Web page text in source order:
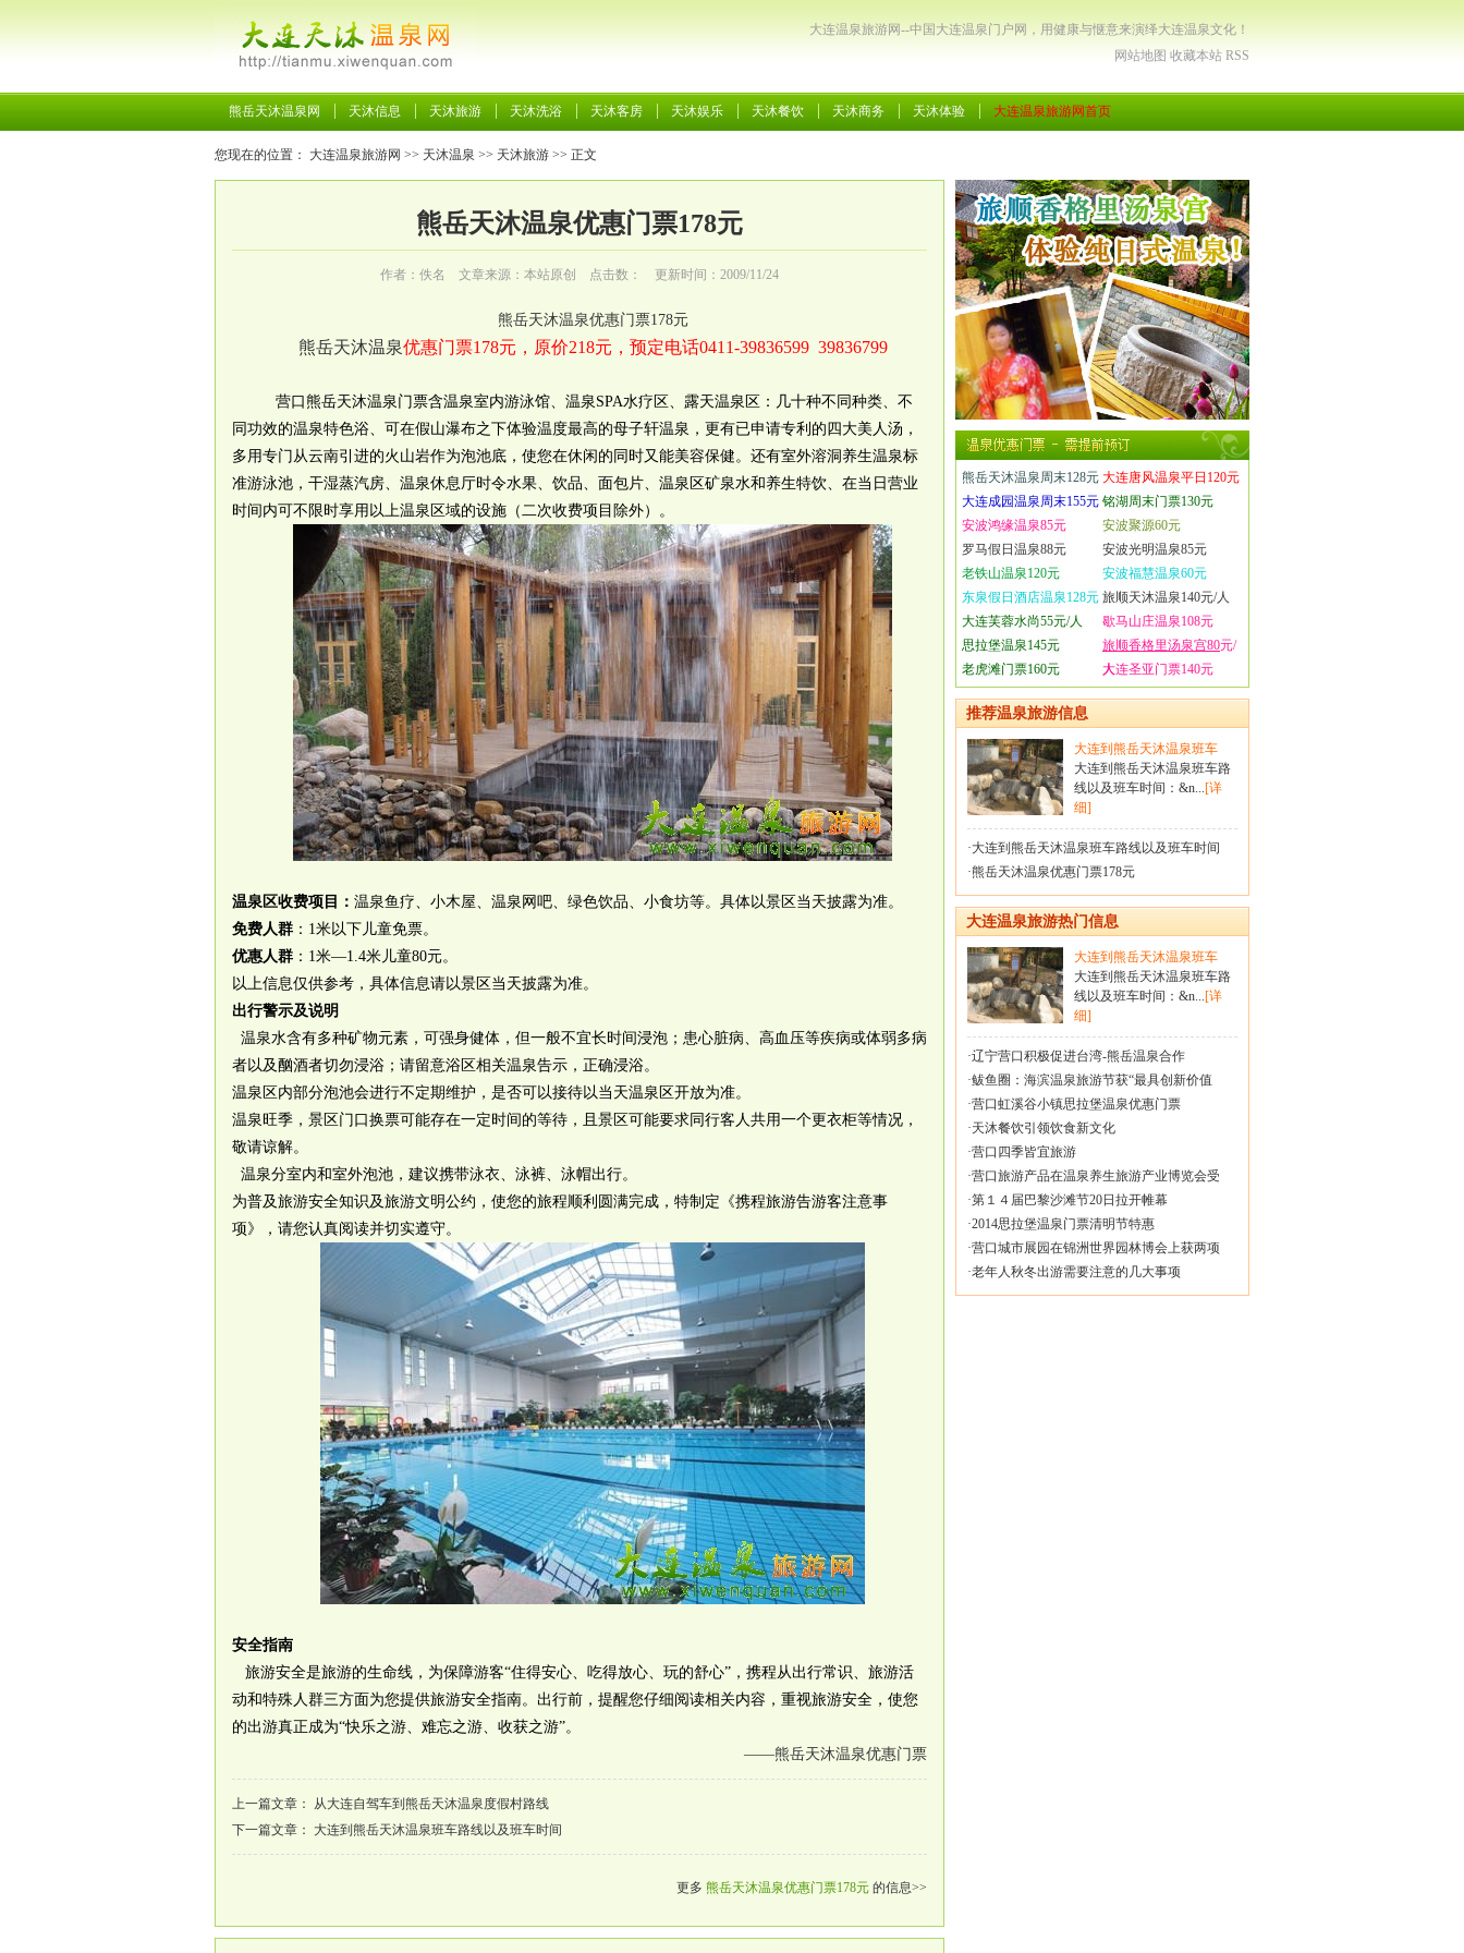
大连温泉旅游网--中国大连温泉门户网，用健康与惬意来演绎大连温泉文化！
网站地图 收藏本站 RSS
熊岳天沐温泉网 天沐信息 天沐旅游 天沐洗浴 天沐客房 天沐娱乐 天沐餐饮 天沐商务 天沐体验 大连温泉旅游网首页
您现在的位置： 大连温泉旅游网 >> 天沐温泉 >> 天沐旅游 >> 正文
熊岳天沐温泉优惠门票178元
作者：佚名 文章来源：本站原创 点击数： 更新时间：2009/11/24
熊岳天沐温泉优惠门票178元
熊岳天沐温泉优惠门票178元，原价218元，预定电话0411-39836599 39836799
营口熊岳天沐温泉门票含温泉室内游泳馆、温泉SPA水疗区、露天温泉区：几十种不同种类、不
同功效的温泉特色浴、可在假山瀑布之下体验温度最高的母子轩温泉，更有已申请专利的四大美人汤，
多用专门从云南引进的火山岩作为泡池底，使您在休闲的同时又能美容保健。还有室外溶洞养生温泉标
准游泳池，干湿蒸汽房、温泉休息厅时令水果、饮品、面包片、温泉区矿泉水和养生特饮、在当日营业
时间内可不限时享用以上温泉区域的设施（二次收费项目除外）。
温泉区收费项目： 温泉鱼疗、小木屋、温泉网吧、绿色饮品、小食坊等。具体以景区当天披露为准。
免费人群 ：1米以下儿童免票。
优惠人群 ：1米—1.4米儿童80元。
以上信息仅供参考，具体信息请以景区当天披露为准。
出行警示及说明
温泉水含有多种矿物元素，可强身健体，但一般不宜长时间浸泡；患心脏病、高血压等疾病或体弱多病
者以及酗酒者切勿浸浴；请留意浴区相关温泉告示，正确浸浴。
温泉区内部分泡池会进行不定期维护，是否可以接待以当天温泉区开放为准。
温泉旺季，景区门口换票可能存在一定时间的等待，且景区可能要求同行客人共用一个更衣柜等情况，
敬请谅解。
温泉分室内和室外泡池，建议携带泳衣、泳裤、泳帽出行。
为普及旅游安全知识及旅游文明公约，使您的旅程顺利圆满完成，特制定《携程旅游告游客注意事
项》，请您认真阅读并切实遵守。
安全指南
旅游安全是旅游的生命线，为保障游客“住得安心、吃得放心、玩的舒心”，携程从出行常识、旅游活
动和特殊人群三方面为您提供旅游安全指南。出行前，提醒您仔细阅读相关内容，重视旅游安全，使您
的出游真正成为“快乐之游、难忘之游、收获之游”。
——熊岳天沐温泉优惠门票
上一篇文章： 从大连自驾车到熊岳天沐温泉度假村路线
下一篇文章： 大连到熊岳天沐温泉班车路线以及班车时间
更多 熊岳天沐温泉优惠门票178元 的信息>>
熊岳天沐温泉周末128元 大连唐风温泉平日120元
大连成园温泉周末155元 铭湖周末门票130元
安波鸿缘温泉85元
安波聚源60元
罗马假日温泉88元
安波光明温泉85元
老铁山温泉120元
安波福慧温泉60元
东泉假日酒店温泉128元 旅顺天沐温泉140元/人
大连芙蓉水尚55元/人
歇马山庄温泉108元
思拉堡温泉145元
旅顺香格里汤泉宫80元/
人
老虎滩门票160元 大连圣亚门票140元
推荐温泉旅游信息
大连到熊岳天沐温泉班车
大连到熊岳天沐温泉班车路
线以及班车时间：&n...[详
细]
·大连到熊岳天沐温泉班车路线以及班车时间
·熊岳天沐温泉优惠门票178元
大连温泉旅游热门信息
大连到熊岳天沐温泉班车
大连到熊岳天沐温泉班车路
线以及班车时间：&n...[详
细]
·辽宁营口积极促进台湾-熊岳温泉合作
·鲅鱼圈：海滨温泉旅游节获“最具创新价值
·营口虹溪谷小镇思拉堡温泉优惠门票
·天沐餐饮引领饮食新文化
·营口四季皆宜旅游
·营口旅游产品在温泉养生旅游产业博览会受
·第１４届巴黎沙滩节20日拉开帷幕
·2014思拉堡温泉门票清明节特惠
·营口城市展园在锦洲世界园林博会上获两项
·老年人秋冬出游需要注意的几大事项